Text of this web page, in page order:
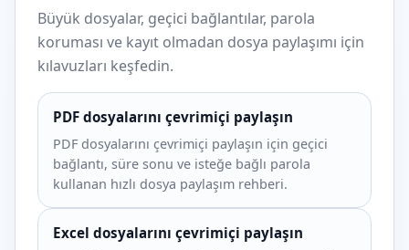
Büyük dosyalar, geçici bağlantılar, parola
koruması ve kayıt olmadan dosya paylaşımı için
kılavuzları keşfedin.
PDF dosyalarını çevrimiçi paylaşın
PDF dosyalarını çevrimiçi paylaşın için geçici
bağlantı, süre sonu ve isteğe bağlı parola
kullanan hızlı dosya paylaşım rehberi.
Excel dosyalarını çevrimiçi paylaşın